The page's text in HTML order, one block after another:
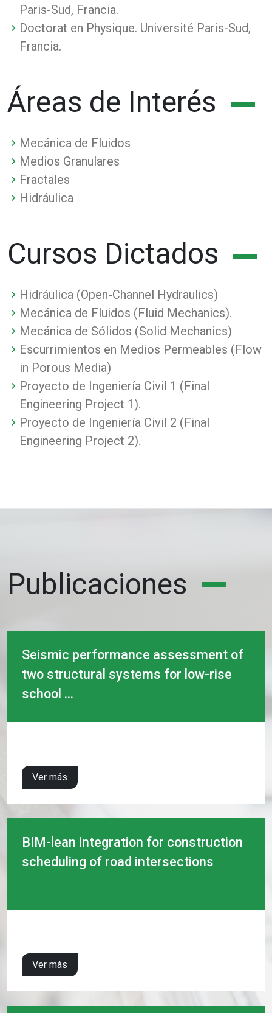
Paris-Sud, Francia.
Doctorat en Physique. Université Paris-Sud,
Francia.
Áreas de Interés
M​ecánica de Fluidos
Medios Granulares
Fractales
Hidráulica
Cursos Dictados
Hidráulica (Open-Channel Hydraulics)
Mecánica de Fluidos (Fluid Mechanics).
Mecánica de Sólidos (Solid Mechanics)
Escurrimientos en Medios Permeables (Flow
in Porous Media)
Proyecto de Ingeniería Civil 1 (Final
Engineering Project 1).
Proyecto de Ingeniería Civil 2 (Final
Engineering Project 2).
Publicaciones
Seismic performance assessment of
two structural systems for low-rise
school ...
Ver más
BIM-lean integration for construction
scheduling of road intersections
Ver más